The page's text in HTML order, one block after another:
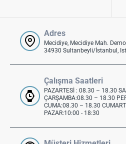
Adres
Mecidiye, Mecidiye Mah.
34930 Sultanbeyli/İstanbul,
Çalışma Saatleri
PAZARTESİ : 08.30 – 18.30
ÇARŞAMBA:08.30 – 18.30
CUMA:08.30 – 18.30
PAZAR:10:00 - 18:30